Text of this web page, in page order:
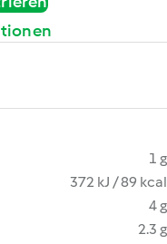
1 g
372 kJ / 89 kcal
4 g
2.3 g